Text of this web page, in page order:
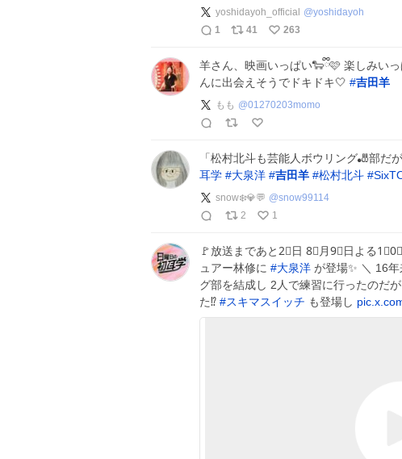
yoshidayoh_official @yoshidayoh
1
41 263
羊さん、映画いっぱい🐑ྀི🩷 楽しみい
んに出会えそうでドキドキ🤍 #吉田羊
もも @01270203momo
「松村北斗も芸能人ボウリング🎳部だ
耳学 #大泉洋 #吉田羊 #松村北斗 #
snow❄️💎💬 @snow99114
2
1
🚩放送まであと2⃣日 8⃣月9⃣日よる
ュアー林修に #大泉洋 が登場✨ ＼ 16
グ部を結成し 2人で練習に行ったのだ
た⁉ #スキマスイッチ も登場し